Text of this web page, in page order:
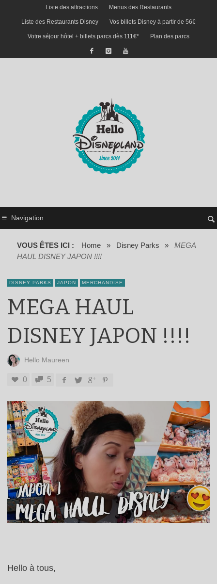
Liste des attractions Menus des Restaurants
Liste des Restaurants Disney Vos billets Disney à partir de 56€
Votre séjour hôtel + billets parcs dès 111€* Plan des parcs
Navigation
VOUS ÊTES ICI : Home » Disney Parks »
MEGA
HAUL DISNEY JAPON !!!!
DISNEY PARKS JAPON MERCHANDISE
MEGA HAUL
DISNEY JAPON !!!!
Hello Maureen
0 5
Hello à tous,